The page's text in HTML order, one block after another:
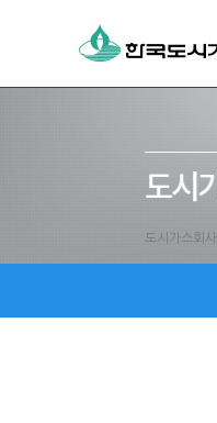
도시가스회사